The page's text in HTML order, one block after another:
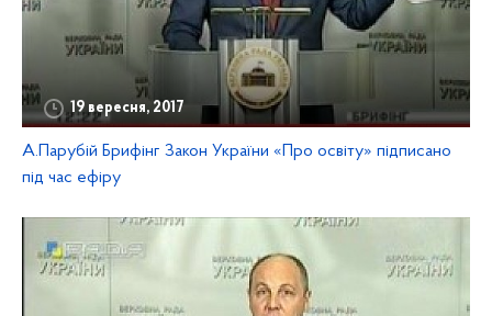
19 вересня, 2017
А.Парубій Брифінг Закон України «Про освіту» підписано
під час ефіру